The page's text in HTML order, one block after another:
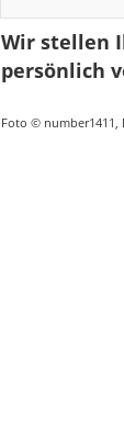
Wir stellen
persönlich
Foto © number1411,